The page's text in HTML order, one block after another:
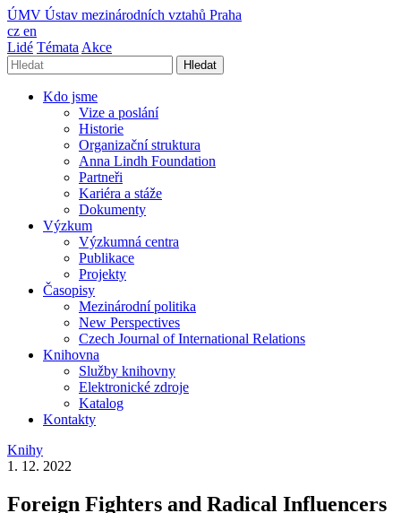
ÚMV Ústav mezinárodních vztahů Praha
cz en
Lidé Témata Akce
Hledat
Kdo jsme
Vize a poslání
Historie
Organizační struktura
Anna Lindh Foundation
Partneři
Kariéra a stáže
Dokumenty
Výzkum
Výzkumná centra
Publikace
Projekty
Časopisy
Mezinárodní politika
New Perspectives
Czech Journal of International Relations
Knihovna
Služby knihovny
Elektronické zdroje
Katalog
Kontakty
Knihy
1. 12. 2022
Foreign Fighters and Radical Influencers